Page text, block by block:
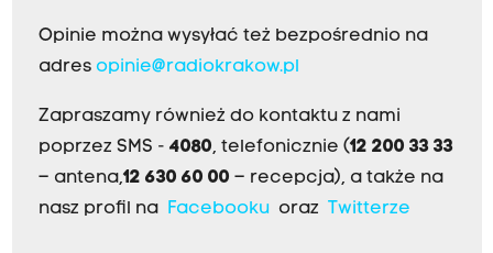
Opinie można wysyłać też bezpośrednio na
adres opinie@radiokrakow.pl
Zapraszamy również do kontaktu z nami
poprzez SMS - 4080, telefonicznie (12 200 33 33
– antena,12 630 60 00 – recepcja), a także na
nasz profil na
Facebookuoraz Twitterze